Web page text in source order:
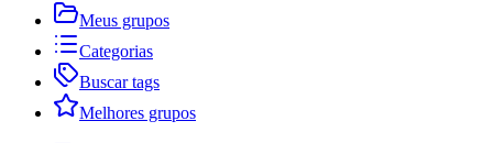
Meus grupos
Categorias
Buscar tags
Melhores grupos